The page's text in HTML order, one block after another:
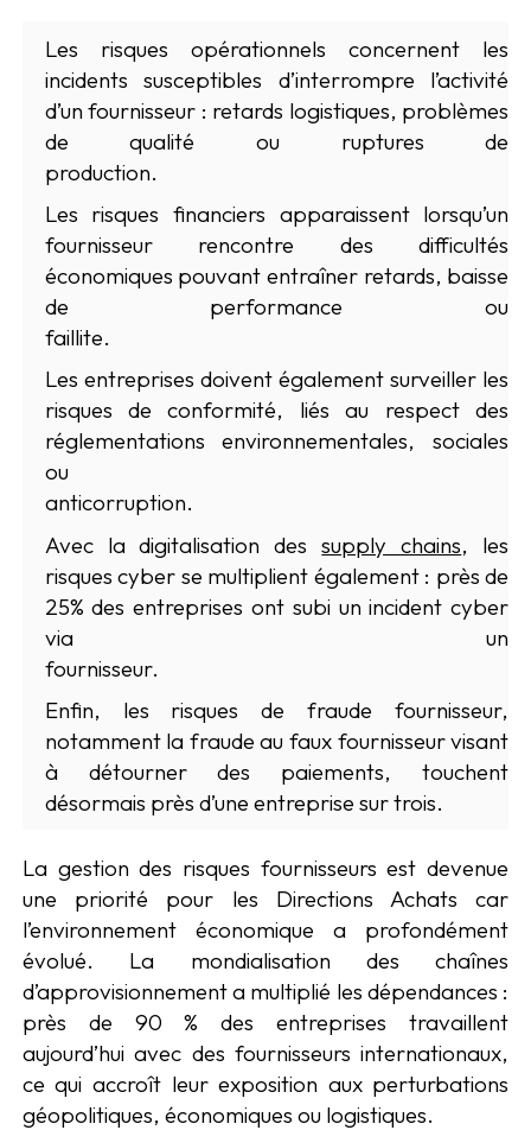
Les risques opérationnels concernent les
incidents susceptibles d’interrompre l’activité
d’un fournisseur : retards logistiques, problèmes
de qualité ou ruptures de
production.
Les risques financiers apparaissent lorsqu’un
fournisseur rencontre des difficultés
économiques pouvant entraîner retards, baisse
de performance ou
faillite.
Les entreprises doivent également surveiller les
risques de conformité, liés au respect des
réglementations environnementales, sociales
ou
anticorruption.
Avec la digitalisation dessupply chains, les
risques cyber se multiplient également : près de
25% des entreprises ont subi un incident cyber
via un
fournisseur.
Enfin, les risques de fraude fournisseur,
notamment la fraude au faux fournisseur visant
à détourner des paiements, touchent
désormais près d’une entreprise sur trois.
La gestion des risques fournisseurs est devenue
une priorité pour les Directions Achats car
l’environnement économique a profondément
évolué. La mondialisation des chaînes
d’approvisionnement a multiplié les dépendances :
près de 90 % des entreprises travaillent
aujourd’hui avec des fournisseurs internationaux,
ce qui accroît leur exposition aux perturbations
géopolitiques, économiques ou logistiques.